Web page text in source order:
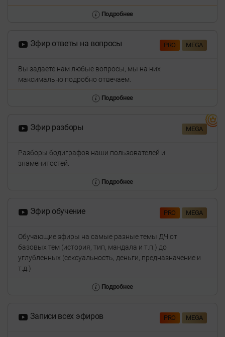
Подробнее
PRO MEGA
Эфир ответы на вопросы
Вы задаете нам любые вопросы, мы на них
максимально подробно отвечаем.
Подробнее
MEGA
Эфир разборы
Разборы бодиграфов наши пользователей и
знаменитостей.
Подробнее
PRO MEGA
Эфир обучение
Обучающие эфиры на самые разные темы ДЧ от
базовых тем (история, тип, мандала и т.п.) до
углубленных (сексуальность, деньги, предназначение и
т.д.)
Подробнее
PRO MEGA
Записи всех эфиров